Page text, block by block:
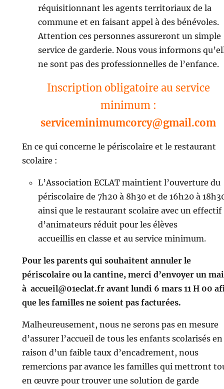
réquisitionnant les agents territoriaux de la
commune et en faisant appel à des bénévoles.
Attention ces personnes assureront un simple
service de garderie. Nous vous informons
ne sont pas des professionnelles de l’enfance.
Inscription obligatoire au service
minimum :
serviceminimumcorcy@gmail.com
En ce qui concerne le périscolaire et le restaurant
scolaire :
L’Association ECLAT maintient l’ouverture du
périscolaire de 7h20 à 8h30 et de 16h20 à
ainsi que le restaurant scolaire avec un effectif
d’animateurs réduit pour les élèves
accueillis en classe et au service minimum.
Pour les parents qui souhaitent annuler le
périscolaire ou la cantine, merci d’envoyer un
à accueil@01eclat.fr avant lundi 6 mars 11 H 00
que les familles ne soient pas facturées.
Malheureusement, nous ne serons pas en mesure
d’assurer l’accueil de tous les enfants scolarisés en
raison d’un faible taux d’encadrement, nous
remercions par avance les familles qui mettront
en œuvre pour trouver une solution de garde